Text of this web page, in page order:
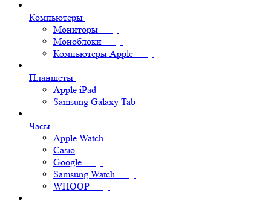
Компьютеры
Мониторы
Моноблоки
Компьютеры Apple
Планшеты
Apple iPad
Samsung Galaxy Tab
Часы
Apple Watch
Casio
Google
Samsung Watch
WHOOP